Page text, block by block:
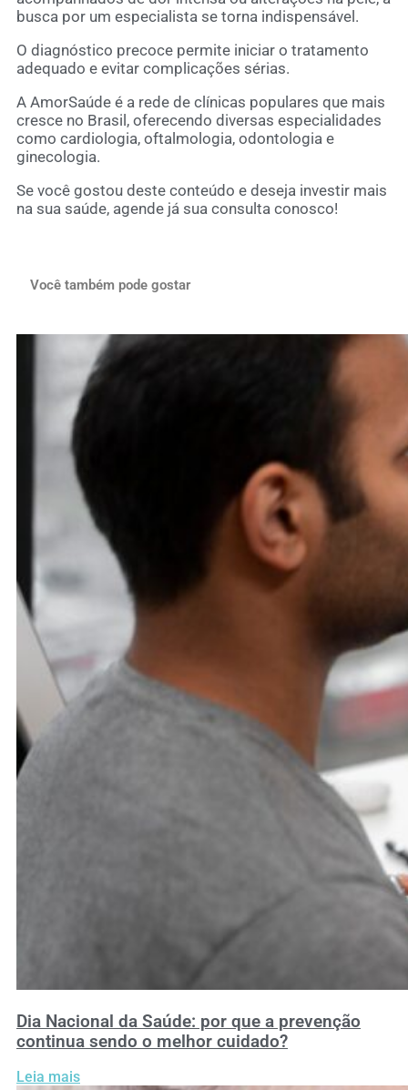
busca por um especialista se torna indispensável.
O diagnóstico precoce permite iniciar o tratamento
adequado e evitar complicações sérias.
A AmorSaúde é a rede de clínicas populares que mais
cresce no Brasil, oferecendo diversas especialidades
como cardiologia, oftalmologia, odontologia e
ginecologia.
Se você gostou deste conteúdo e deseja investir mais
na sua saúde, agende já sua consulta conosco!
Você também pode gostar
Dia Nacional da Saúde: por que a prevenção
continua sendo o melhor cuidado?
Leia mais